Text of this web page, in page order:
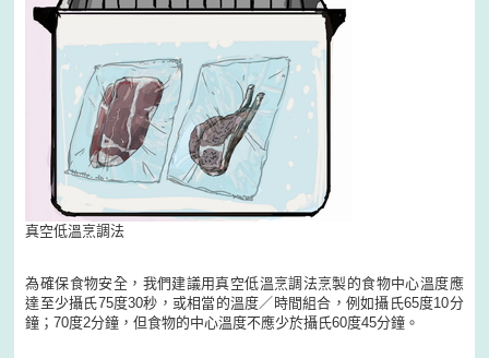
真空低溫烹調法
為確保食物安全，我們建議用真空低溫烹調法烹製的食物中心溫度應
達至少攝氏75度30秒，或相當的溫度／時間組合，例如攝氏65度10分
鐘；70度2分鐘，但食物的中心溫度不應少於攝氏60度45分鐘。